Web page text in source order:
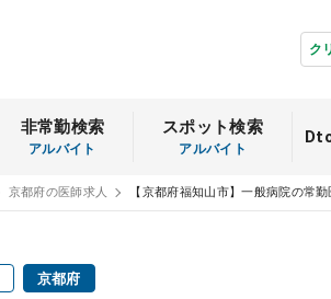
ク
非常勤検索
アルバイト
スポット検索
アルバイト
京都府の医師求人 【京都府福知山市】一般病院の常勤
京都府